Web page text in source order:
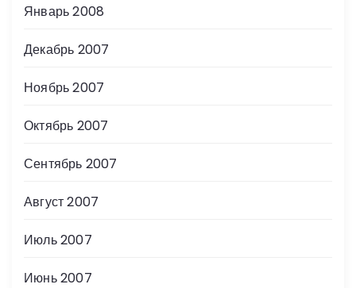
Январь 2008
Декабрь 2007
Ноябрь 2007
Октябрь 2007
Сентябрь 2007
Август 2007
Июль 2007
Июнь 2007